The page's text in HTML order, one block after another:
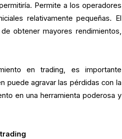
Permite a los operadores
relativamente pequeñas. El
obtener mayores rendimientos,
en trading, es importante
puede agravar las pérdidas con la
en una herramienta poderosa y